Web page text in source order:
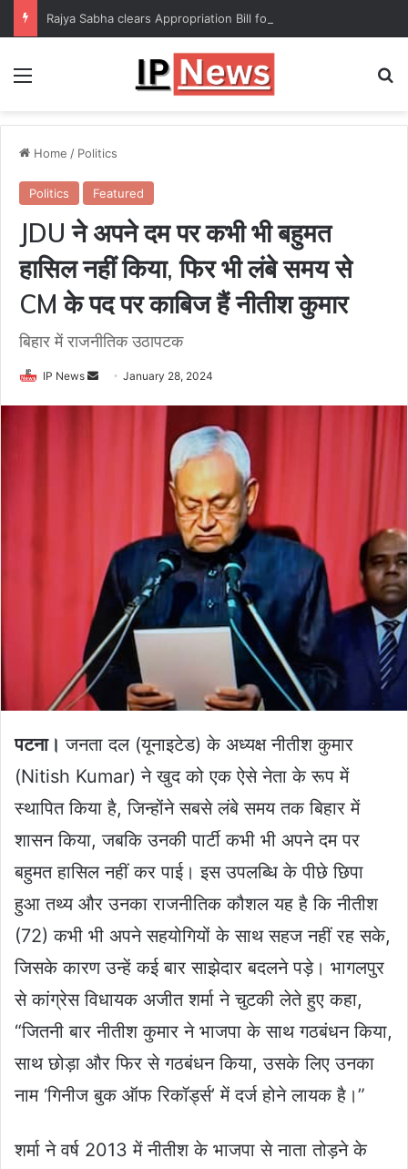
Menu
Home / Politics
Politics Featured
JDU ने अपने दम पर कभी भी बहुमत
हासिल नहीं किया, फिर भी लंबे समय से
CM के पद पर काबिज हैं नीतीश कुमार
बिहार में राजनीतिक उठापटक
IP News
SendJanuary 28, 2024
पटना। जनता दल (यूनाइटेड) के अध्यक्ष नीतीश कुमार
(Nitish Kumar) ने खुद को एक ऐसे नेता के रूप में
स्थापित किया है, जिन्होंने सबसे लंबे समय तक बिहार में
शासन किया, जबकि उनकी पार्टी कभी भी अपने दम पर
बहुमत हासिल नहीं कर पाई। इस उपलब्धि के पीछे छिपा
हुआ तथ्य और उनका राजनीतिक कौशल यह है कि नीतीश
(72) कभी भी अपने सहयोगियों के साथ सहज नहीं रह सके,
जिसके कारण उन्हें कई बार साझेदार बदलने पड़े। भागलपुर
से कांग्रेस विधायक अजीत शर्मा ने चुटकी लेते हुए कहा,
“जितनी बार नीतीश कुमार ने भाजपा के साथ गठबंधन किया,
साथ छोड़ा और फिर से गठबंधन किया, उसके लिए उनका
नाम ‘गिनीज बुक ऑफ रिकॉर्ड्स’ में दर्ज होने लायक है।”
शर्मा ने वर्ष 2013 में नीतीश के भाजपा से नाता तोड़ने के